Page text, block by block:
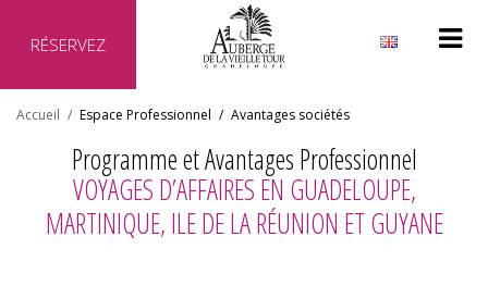
RÉSERVEZ
Accueil / Espace Professionnel / Avantages sociétés
Meilleur prix garanti
Aucun frais supplémentaire
Transaction sécurisée
Programme et Avantages Professionnel
VOYAGES D’AFFAIRES EN GUADELOUPE,
MARTINIQUE, ILE DE LA RÉUNION ET GUYANE